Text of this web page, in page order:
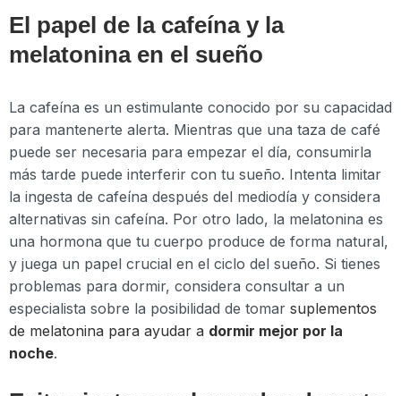
El papel de la cafeína y la
melatonina en el sueño
La cafeína es un estimulante conocido por su capacidad
para mantenerte alerta. Mientras que una taza de café
puede ser necesaria para empezar el día, consumirla
más tarde puede interferir con tu sueño. Intenta limitar
la ingesta de cafeína después del mediodía y considera
alternativas sin cafeína. Por otro lado, la melatonina es
una hormona que tu cuerpo produce de forma natural,
y juega un papel crucial en el ciclo del sueño. Si tienes
problemas para dormir, considera consultar a un
especialista sobre la posibilidad de tomar suplementos
de melatonina para ayudar a dormir mejor por la
noche.